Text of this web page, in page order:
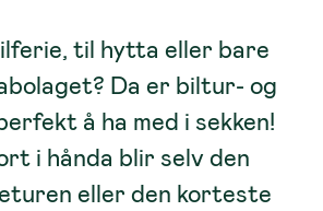
til hytta eller bare
Da er biltur- og
å ha med i sekken!
i hånda blir selv den
eller den korteste